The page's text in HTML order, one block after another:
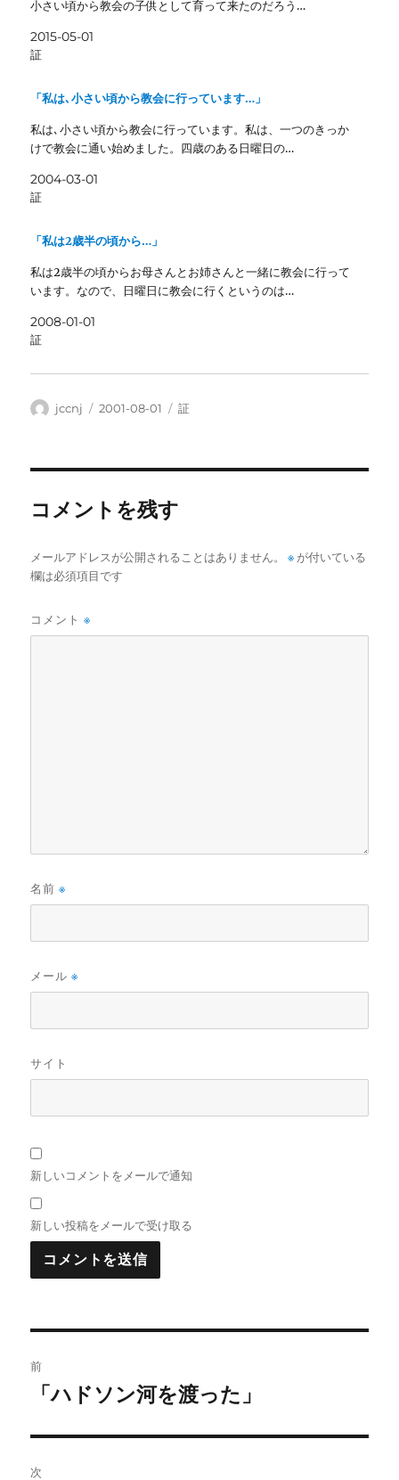
小さい頃から教会の子供として育って来たのだろう…
2015-05-01
証
「私は､小さい頃から教会に行っています…」
私は､小さい頃から教会に行っています。私は、一つのきっか
けで教会に通い始めました。四歳のある日曜日の…
2004-03-01
証
「私は2歳半の頃から…」
私は2歳半の頃からお母さんとお姉さんと一緒に教会に行って
います。なので、日曜日に教会に行くというのは…
2008-01-01
証
投
jccnj
投
2001-08-01
カ
証
コメントを残す
メールアドレスが公開されることはありません。 ※ が付いている
欄は必須項目です
コメント※
名前※
メール※
サイト
新しいコメントをメールで通知
新しい投稿をメールで受け取る
稿
ビ
前
前
投
稿:
「ハドソン河を渡った」
次